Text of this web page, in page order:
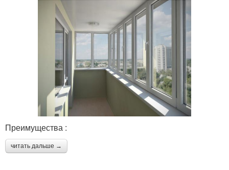
Преимущества :
читать дальше →